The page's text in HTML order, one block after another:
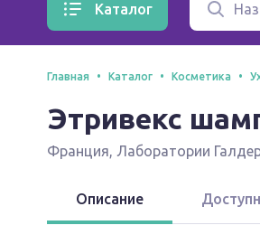
Каталог
Главная Каталог Косметика
Этривекс
Франция, Лаборатории
Описание